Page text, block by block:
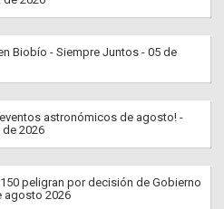
Biobío - Siempre Juntos - 05 de
astronómicos de agosto! -
2026
peligran por decisión de Gobierno
agosto 2026